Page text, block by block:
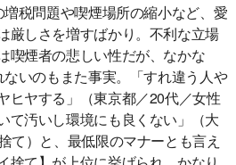
税問題や喫煙場所の縮小など、愛
厳しさを増すばかり。不利な立場
喫煙者の悲しい性だが、なかな
ないのもまた事実。「すれ違う人や
ヒヤする」（東京都／20代／女性
て汚いし環境にも良くない」（大
て）と、最低限のマナーとも言え